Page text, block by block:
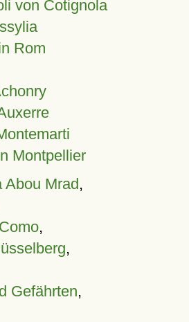
von Cotignola
Rom
Montpellier
Abou Mrad,
,
,
Gefährten,